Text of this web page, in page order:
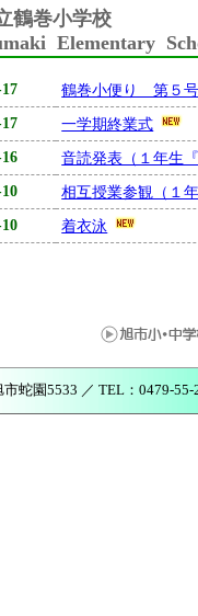
鶴巻小学校
Elementary
鶴巻小便り 第５
一学期終業式
音読発表（１年生
相互授業参観（１
着衣泳
蛇園5533 ／ TEL：0479-55-